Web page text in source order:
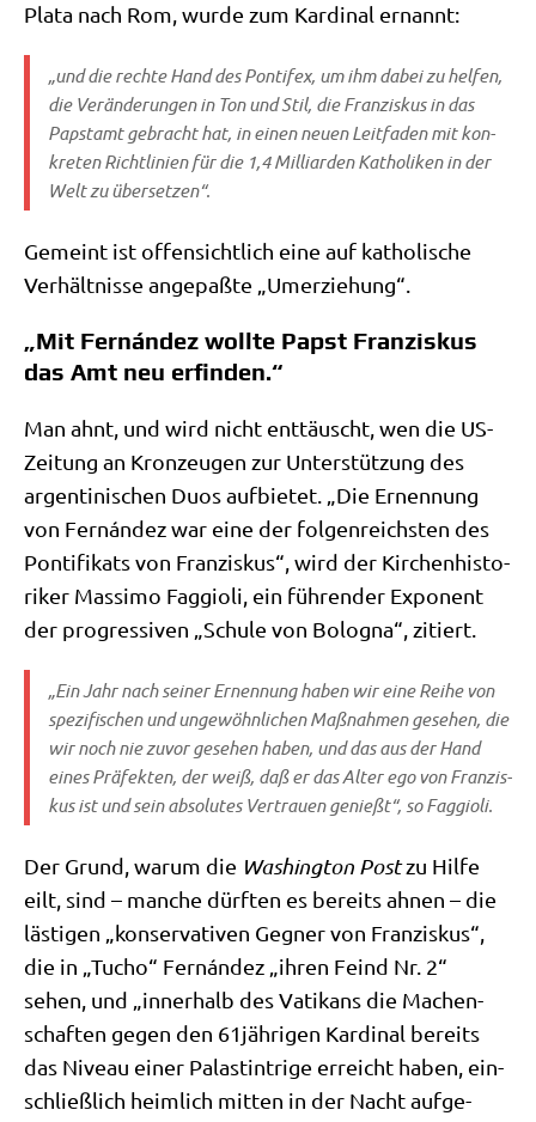
Pla­ta nach Rom, wur­de zum Kar­di­nal ernannt:
„und die rech­te Hand des Pon­ti­fex, um ihm dabei zu hel­fen,
die Ver­än­de­run­gen in Ton und Stil, die Fran­zis­kus in das
Papst­amt gebracht hat, in einen neu­en Leit­fa­den mit kon­
kre­ten Richt­li­ni­en für die 1,4 Mil­li­ar­den Katho­li­ken in der
Welt zu übersetzen“.
Gemeint ist offen­sicht­lich eine auf katho­li­sche
Ver­hält­nis­se ange­paß­te „Umer­zie­hung“.
„Mit Fernández wollte Papst Franziskus
das Amt neu erfinden.“
Man ahnt, und wird nicht ent­täuscht, wen die US-
Zei­tung an Kron­zeu­gen zur Unter­stüt­zung des
argen­ti­ni­schen Duos auf­bie­tet. „Die Ernen­nung
von Fernán­dez war eine der fol­gen­reich­sten des
Pon­ti­fi­kats von Fran­zis­kus“, wird der Kir­chen­hi­sto­
ri­ker Mas­si­mo Fag­gio­li, ein füh­ren­der Expo­nent
der pro­gres­si­ven „Schu­le von Bolo­gna“, zitiert.
„Ein Jahr nach sei­ner Ernen­nung haben wir eine Rei­he von
spe­zi­fi­schen und unge­wöhn­li­chen Maß­nah­men gese­hen, die
wir noch nie zuvor gese­hen haben, und das aus der Hand
eines Prä­fek­ten, der weiß, daß er das Alter ego von Fran­zis­
kus ist und sein abso­lu­tes Ver­trau­en genießt“, so Faggioli.
Der Grund, war­um die Washing­ton Postzu Hil­fe
eilt, sind – man­che dürf­ten es bereits ahnen – die
lästi­gen „kon­ser­va­ti­ven Geg­ner von Fran­zis­kus“,
die in „Tucho“ Fernán­dez „ihren Feind Nr. 2“
sehen, und „inner­halb des Vati­kans die Machen­
schaf­ten gegen den 61jährigen Kar­di­nal bereits
das Niveau einer Palast­in­tri­ge erreicht haben, ein­
schließ­lich heim­lich mit­ten in der Nacht auf­ge­